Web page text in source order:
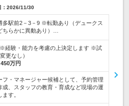
：2026/11/30
多駅前2－3－9 ※転勤あり（デュークス
ちらかに異動あり）…
経験・能力を考慮の上決定します ※試
更なし）
万円
フ・マネージャー候補として、予約管理
成、スタッフの教育・育成など現場の運
す。